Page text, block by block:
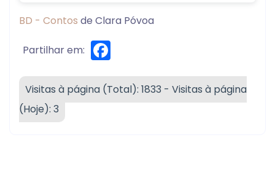
BD - Contos de Clara Póvoa
Partilhar em:
Visitas à página (Total): 1833 - Visitas à página
(Hoje): 3